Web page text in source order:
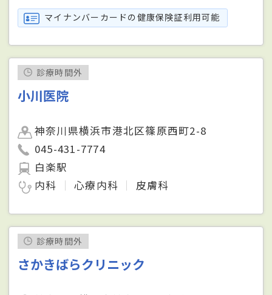
マイナンバーカードの健康保険証利用可能
診療時間外
小川医院
神奈川県横浜市港北区篠原西町2-8
045-431-7774
白楽駅
内科
心療内科 皮膚科
診療時間外
さかきばらクリニック